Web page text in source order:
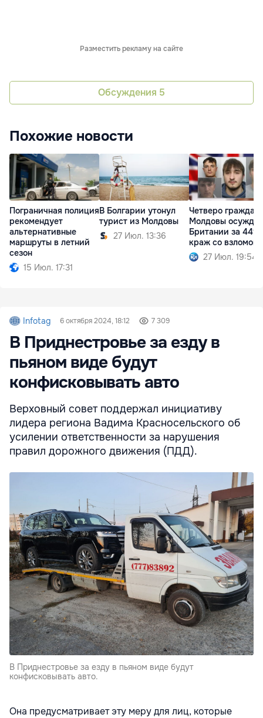
Разместить рекламу на сайте
Обсуждения 5
Похожие новости
Пограничная полиция
рекомендует
альтернативные
маршруты в летний
сезон
15 Июл. 17:31
В Болгарии утонул
турист из Молдовы
27 Июл. 13:36
Четверо граждан
Молдовы
Британии за 449
краж со взломом
27 Июл. 19:54
Infotag 6 октября 2024, 18:12 7 309
В Приднестровье за езду в
пьяном виде будут
конфисковывать авто
Верховный совет поддержал инициативу
лидера региона Вадима Красносельского об
усилении ответственности за нарушения
правил дорожного движения (ПДД).
В Приднестровье за езду в пьяном виде будут
конфисковывать авто.
Она предусматривает эту меру для лиц, которые